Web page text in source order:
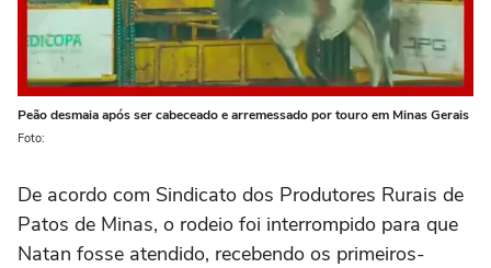
Peão desmaia após ser cabeceado e arremessado por touro em Minas Gerais
Foto:
De acordo com Sindicato dos Produtores Rurais de
Patos de Minas, o rodeio foi interrompido para que
Natan fosse atendido, recebendo os primeiros-